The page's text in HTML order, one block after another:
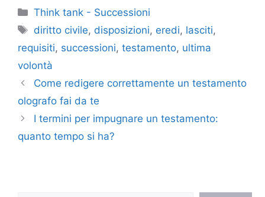
Categorie
Think tank - Successioni
Tag
diritto civile, disposizioni, eredi, lasciti,
requisiti, successioni, testamento, ultima
volontà
Come redigere correttamente un testamento
olografo fai da te
I termini per impugnare un testamento:
quanto tempo si ha?